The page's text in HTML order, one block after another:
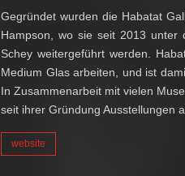
Gegründet wurden die Habatat
Hampson, wo sie seit 2013 unter
Schey weitergeführt werden.
Medium Glas arbeiten, und ist
In Zusammenarbeit mit vielen
seit ihrer Gründung Ausstellungen
website